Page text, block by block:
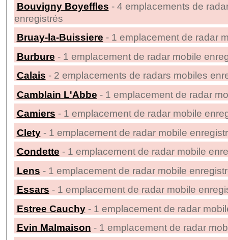
Bouvigny Boyeffles - 4 emplacements de
enregistrés
Bruay-la-Buissiere - 1 emplacement de radar
Burbure - 1 emplacement de radar mobile
Calais - 2 emplacements de radars mobiles
Camblain L'Abbe - 1 emplacement de radar
Camiers - 1 emplacement de radar mobile
Clety- 1 emplacement de radar mobile
Condette - 1 emplacement de radar mobile
Lens - 1 emplacement de radar mobile
Essars - 1 emplacement de radar mobile
Estree Cauchy- 1 emplacement de radar
Evin Malmaison - 1 emplacement de radar